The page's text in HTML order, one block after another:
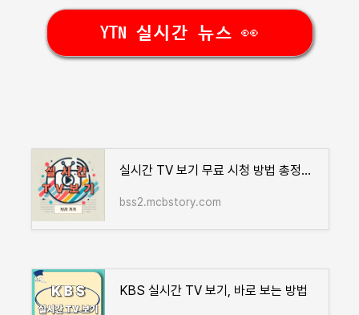
YTN 실시간 뉴스 👀
실시간 TV 보기 무료 시청 방법 총정리! 모바일에서도 바로 보기
bss2.mcbstory.com
KBS 실시간 TV 보기, 바로 보는 방법